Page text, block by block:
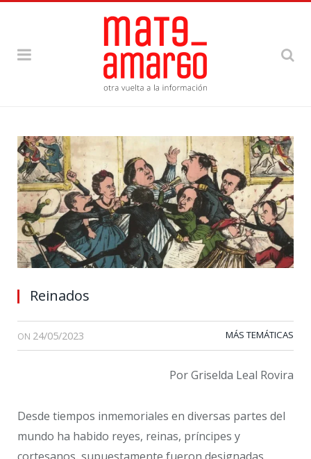
Reinados
ON 24/05/2023 MÁS TEMÁTICAS
Por Griselda Leal Rovira
Desde tiempos inmemoriales en diversas partes del
mundo ha habido reyes, reinas, príncipes y